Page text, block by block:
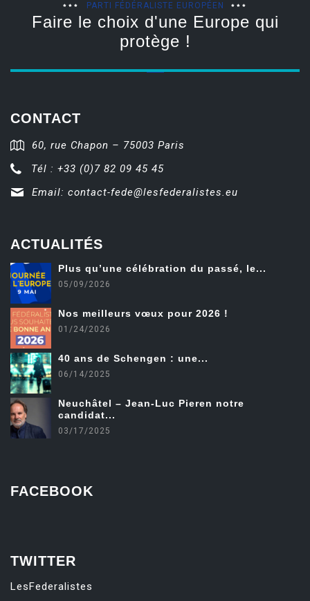
PARTI FÉDÉRALISTE EUROPÉEN
Faire le choix d'une Europe qui
protège !
CONTACT
60, rue Chapon – 75003 Paris
Tél : +33 (0)7 82 09 45 45
Email: contact-fede@lesfederalistes.eu
ACTUALITÉS
Plus qu’une célébration du passé, le...
05/09/2026
Nos meilleurs vœux pour 2026 !
01/24/2026
40 ans de Schengen : une...
06/14/2025
Neuchâtel – Jean-Luc Pieren notre
candidat...
03/17/2025
FACEBOOK
TWITTER
LesFederalistes